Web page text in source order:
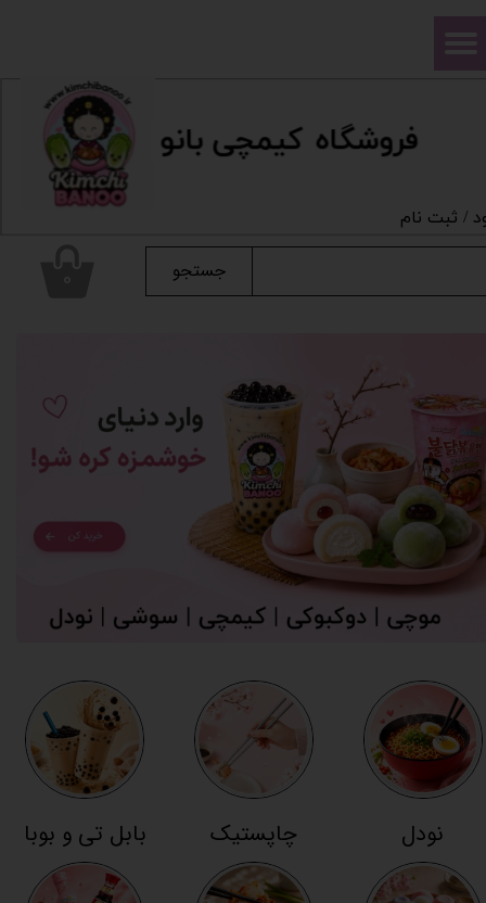
فروشگاه کیمچی بانو
جستجو
/ ثبت نام
سفارشات
نودل چاپستیک بابل تی و بوبا